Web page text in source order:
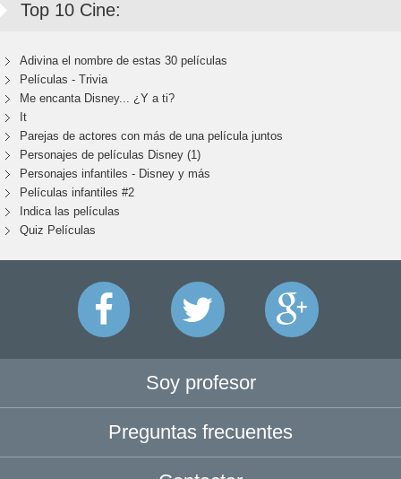
Top 10 Cine:
Adivina el nombre de estas 30 películas
Películas - Trivia
Me encanta Disney... ¿Y a ti?
It
Parejas de actores con más de una película juntos
Personajes de películas Disney (1)
Personajes infantiles - Disney y más
Películas infantiles #2
Indica las películas
Quiz Películas
Soy profesor
Preguntas frecuentes